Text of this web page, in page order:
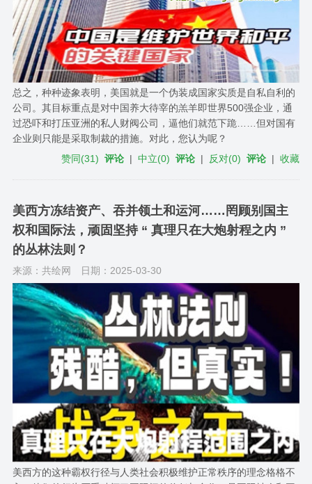
总之，种种迹象表明，美国就是一个伪装成国家实质是自私自利的
公司。其目标重点是对中国养大待宰的羔羊即世界500强企业，通
过恐吓和打压亚洲的私人财阀公司，逼他们就范下跪……但对国有
企业则只能是采取制裁的措施。对此，您认为呢？
赞同(31) 评论 |中立(0) 评论 | 反对(0) 评论 |收藏
美西方冻结资产、吞并领土和运河……罔顾别国主
权和国际法，顽固坚持 “ 真理只在大炮射程之内 ”
的丛林法则？
来源：共绘网 日期：2025-03-30
美西方的这种霸权行径与人类社会积极维护正常秩序的理念格格不